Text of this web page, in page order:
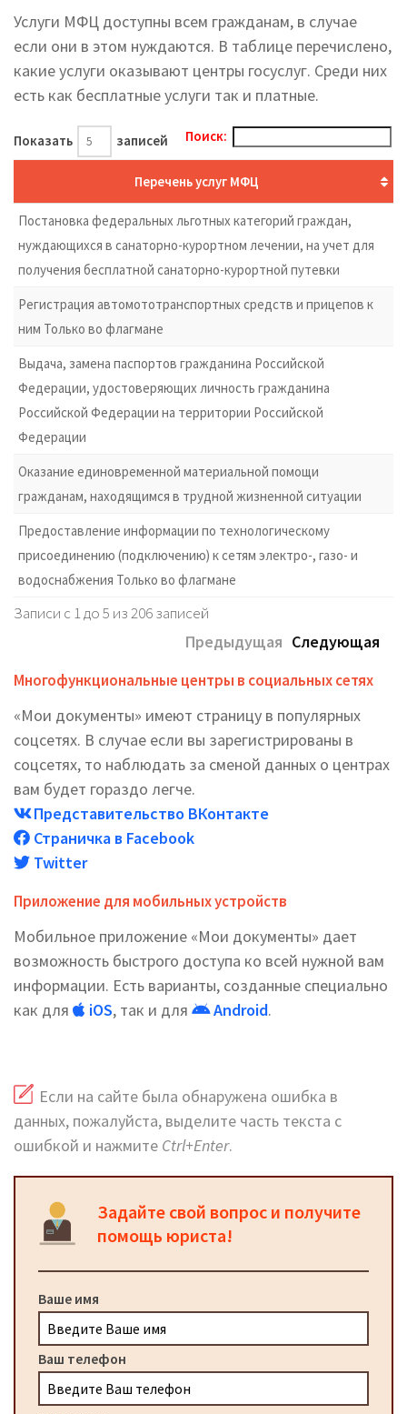
Услуги МФЦ доступны всем гражданам, в случае
если они в этом нуждаются. В таблице перечислено,
какие услуги оказывают центры госуслуг. Среди них
есть как бесплатные услуги так и платные.
Показать записей Поиск:
Перечень услуг МФЦ
Постановка федеральных льготных категорий граждан,
нуждающихся в санаторно-курортном лечении, на учет для
получения бесплатной санаторно-курортной путевки
Регистрация автомототранспортных средств и прицепов к
ним Только во флагмане
Выдача, замена паспортов гражданина Российской
Федерации, удостоверяющих личность гражданина
Российской Федерации на территории Российской
Федерации
Оказание единовременной материальной помощи
гражданам, находящимся в трудной жизненной ситуации
Предоставление информации по технологическому
присоединению (подключению) к сетям электро-, газо- и
водоснабжения Только во флагмане
Записи с 1 до 5 из 206 записей
Предыдущая Следующая
Многофункциональные центры в социальных сетях
«Мои документы» имеют страницу в популярных
соцсетях. В случае если вы зарегистрированы в
соцсетях, то наблюдать за сменой данных о центрах
вам будет гораздо легче.
Представительство ВКонтакте
Страничка в Facebook
Twitter
Приложение для мобильных устройств
Мобильное приложение «Мои документы» дает
возможность быстрого доступа ко всей нужной вам
информации. Есть варианты, созданные специально
как для
iOS, так и для Android.
Если на сайте была обнаружена ошибка в
данных, пожалуйста, выделите часть текста с
ошибкой и нажмите Ctrl+Enter.
Задайте свой вопрос и получите
помощь юриста!
Ваше имя
Ваш телефон